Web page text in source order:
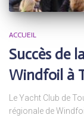
ACCUEIL
Succès de
Windfoil à
Le Yacht Club de
régionale de